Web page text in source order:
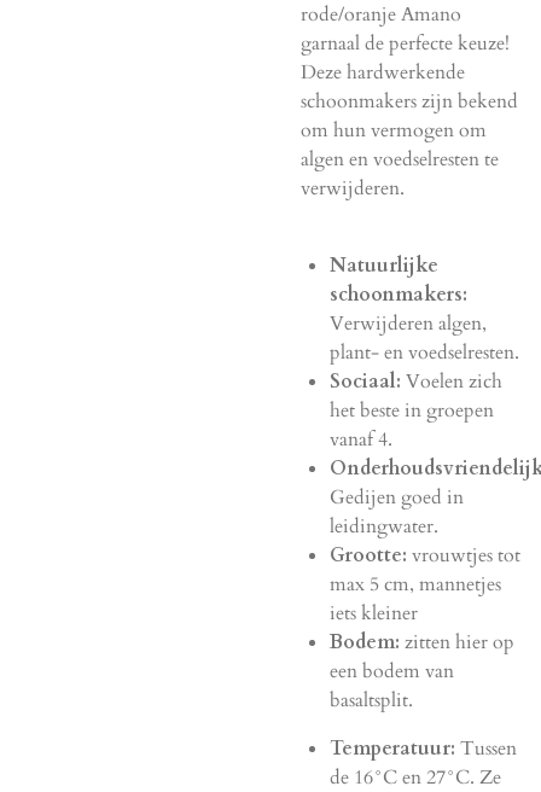
rode/oranje Amano
garnaal de perfecte keuze!
Deze hardwerkende
schoonmakers zijn bekend
om hun vermogen om
algen en voedselresten te
verwijderen.
Natuurlijke
schoonmakers:
Verwijderen algen,
plant- en voedselresten.
Sociaal: Voelen zich
het beste in groepen
vanaf 4.
Gedijen goed in
leidingwater.
Grootte: vrouwtjes tot
max 5 cm, mannetjes
iets kleiner
Bodem: zitten hier op
een bodem van
basaltsplit.
Temperatuur: Tussen
de 16°C en 27°C. Ze